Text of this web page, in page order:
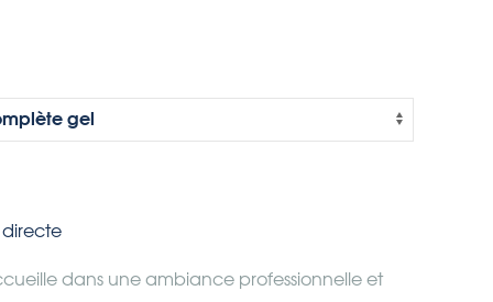
directe
dans une ambiance professionnelle et